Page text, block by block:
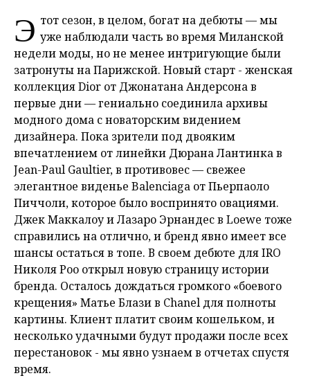
Э тот сезон, в целом, богат на дебюты — мы
уже наблюдали часть во время Миланской
недели моды, но не менее интригующие были
затронуты на Парижской. Новый старт - женская
коллекция Dior от Джонатана Андерсона в
первые дни — гениально соединила архивы
модного дома с новаторским видением
дизайнера. Пока зрители под двояким
впечатлением от линейки Дюрана Лантинка в
Jean-Paul Gaultier, в противовес — свежее
элегантное виденье Balenciaga от Пьерпаoло
Пиччоли, которое было воспринято овациями.
Джек Маккалоу и Лазаро Эрнандес в Loewe тоже
справились на отлично, и бренд явно имеет все
шансы остаться в топе. В своем дебюте для IRO
Николя Роо открыл новую страницу истории
бренда. Осталось дождаться громкого «боевого
крещения» Матье Блази в Chanel для полноты
картины. Клиент платит своим кошельком, и
несколько удачными будут продажи после всех
перестановок - мы явно узнаем в отчетах спустя
время.